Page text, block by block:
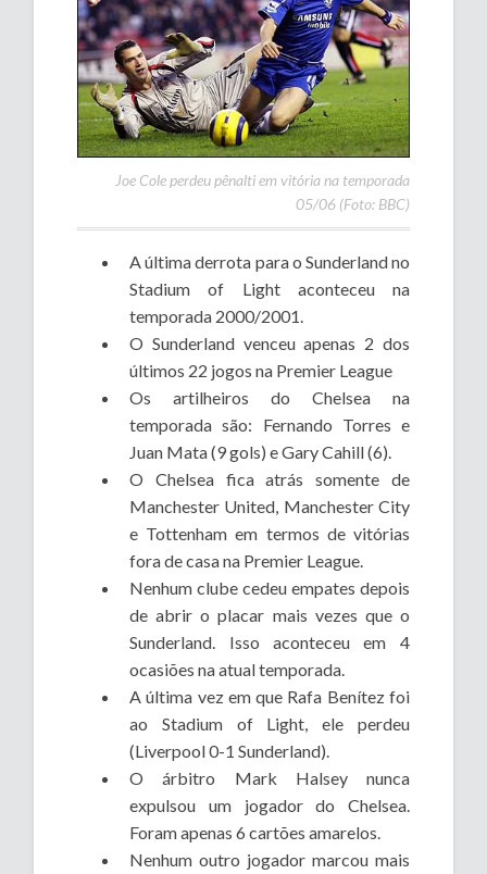
Joe Cole perdeu pênalti em vitória na temporada
05/06 (Foto: BBC)
A última derrota para o Sunderland no
Stadium of Light aconteceu na
temporada 2000/2001.
O Sunderland venceu apenas 2 dos
últimos 22 jogos na Premier League
Os artilheiros do Chelsea na
temporada são: Fernando Torres e
Juan Mata (9 gols) e Gary Cahill (6).
O Chelsea fica atrás somente de
Manchester United, Manchester City
e Tottenham em termos de vitórias
fora de casa na Premier League.
Nenhum clube cedeu empates depois
de abrir o placar mais vezes que o
Sunderland. Isso aconteceu em 4
ocasiões na atual temporada.
A última vez em que Rafa Benítez foi
ao Stadium of Light, ele perdeu
(Liverpool 0-1 Sunderland).
O árbitro Mark Halsey nunca
expulsou um jogador do Chelsea.
Foram apenas 6 cartões amarelos.
Nenhum outro jogador marcou mais